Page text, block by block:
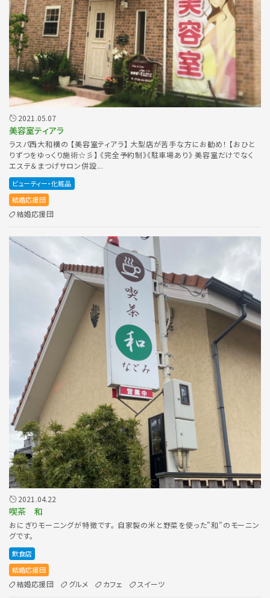
2021.05.07
美容室ティアラ
ラスパ西大和横の 【美容室ティアラ】 大型店が苦手な方にお勧め！ 【おひと
りずつをゆっくり施術☆彡】 《完全予約制》《駐車場あり》 美容室だけでなく
エステ＆まつげサロン併設...
ビューティー・化粧品
結婚応援団
結婚応援団
2021.04.22
喫茶 和
おにぎりモーニングが特徴です。 自家製の米と野菜を使った”和”のモーニン
グです。
飲食店
結婚応援団
結婚応援団 グルメ カフェ スイーツ